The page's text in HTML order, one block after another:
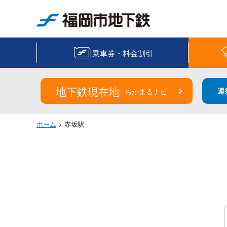
乗車券・料金割引
地下鉄現在地 ちかまるナビ 運
ホーム > 赤坂駅